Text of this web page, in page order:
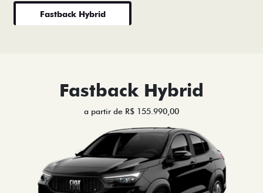
Fastback Hybrid
Fastback Hybrid
a partir de R$ 155.990,00